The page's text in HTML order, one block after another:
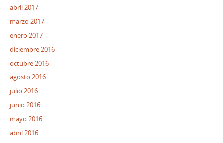
abril 2017
marzo 2017
enero 2017
diciembre 2016
octubre 2016
agosto 2016
julio 2016
junio 2016
mayo 2016
abril 2016